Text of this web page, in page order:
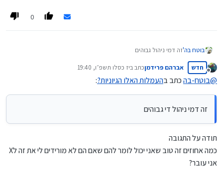
0
בוטח בה'זה דמי ניהול גבוהים
אם הסוכנת ביטוח לא מגיבה
תפנה לכל סוכן ביטוח והוא בכמה פעולות מעביר לך לקופה זולה יותר
מנותק
חדש אברהם פרידמןכתב ביז כסלו תשפ״ו, 19:40
נערך לאחרונה על ידי
@בוטח-בהכתב בהעמלות האלו הגיוניות?:
זה דמי ניהול די גבוהים
תודה על התגובה
כמה אחוזים זה טוב שאני יכול לומר להם שאם הם לא מורידים לי את זה לX
אני עובר?